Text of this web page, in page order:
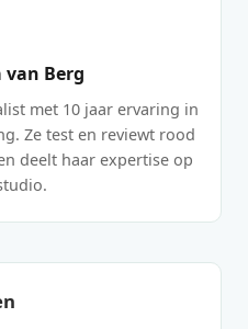
van Berg
met 10 jaar ervaring in
Ze test en reviewt rood
deelt haar expertise op